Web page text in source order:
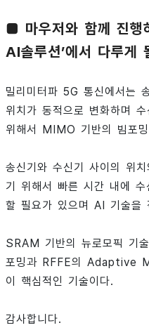
■ 마우저와 함께 진행
AI솔루션’에서 다루게
밀리미터파 5G 통신에서는
위치가 동적으로 변화하며
위해서 MIMO 기반의 빔포
송신기와 수신기 사이의 위
기 위해서 빠른 시간 내에
할 필요가 있으며 AI 기술을
SRAM 기반의 뉴로모픽 기
포밍과 RFFE의 Adaptive
이 핵심적인 기술이다.
감사합니다.